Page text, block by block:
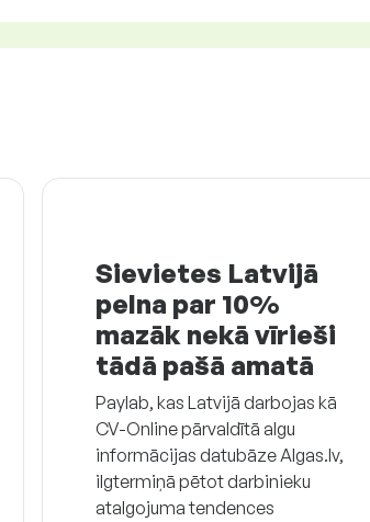
Sievietes Latvijā
pelna par 10%
mazāk nekā vīrieši
tādā pašā amatā
Paylab, kas Latvijā darbojas kā
CV-Online pārvaldītā algu
informācijas datubāze Algas.lv,
ilgtermiņā pētot darbinieku
atalgojuma tendences